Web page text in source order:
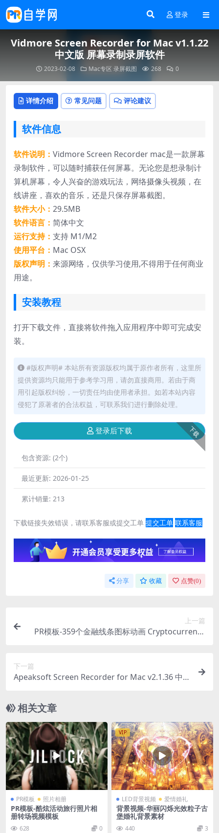
登录
Vidmore Screen Recorder for Mac v1.1.22
中文版 屏幕录制录屏软件
2023-02-08 Mac专区 录屏截图 268 0
详情介绍 常见问题 评论建议
软件信息
软件说明： Vidmore Screen Recorder mac是一款屏幕
录制软件，可以随时捕获任何屏幕。无论您是想录制计
算机屏幕，令人兴奋的游戏玩法，网络摄像头视频，在
线讲座，喜欢的音乐，还是只保存屏幕截图。
软件大小： 29.5MB
软件语言： 简体中文
运行支持： 支持 M1/M2
使用平台： Mac OSX
版权声明： 来源网络，仅供学习使用,不得用于任何商业
用途。
安装教程
打开下载文件，直接将软件拖入应用程序中即可完成安
装。
#版权声明# 本站所有资源版权均属于原作者所有，这里所
提供资源均只能用于参考学习用，请勿直接商用。若由于商
用引起版权纠纷，一切责任均由使用者承担。如若本站内容
侵犯了原著者的合法权益，可联系我们进行删除处理。
下载
登录后下载
包含资源: (2个)
最近更新: 2026-01-25
累计销量: 213
下载链接失效错误，请联系客服或提交工单 提交工单 联系客服
分享 收藏 点赞(0)
上一篇
PR模板-359个金融线条图标动画 Cryptocurrency
下一篇
Apeaksoft Screen Recorder for Mac v2.1.36 中文
相关文章
PR模板 照片相册
PR模板-酷炫活动旅行照片相
册转场视频模板
628 0
VIP
LED背景视频 爱情婚礼
背景视频-华丽闪烁光效粒子古
堡婚礼背景素材
440 3